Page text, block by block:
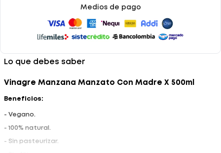
Medios de pago
Lo que debes saber
Vinagre Manzana Manzato Con Madre X 500ml
Beneficios:
- Vegano.
- 100% natural.
- Sin pasteurizar.